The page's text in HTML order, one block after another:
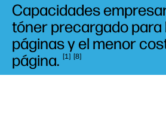
Capacidades
tóner precargado
páginas y el menor
página.
1 8